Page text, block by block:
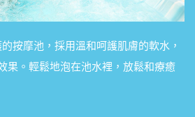
按摩池，採用溫和呵護肌膚的軟水，
果。輕鬆地泡在池水裡，放鬆和療癒